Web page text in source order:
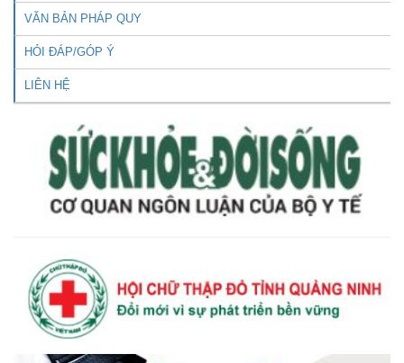
VĂN BẢN PHÁP QUY
HỎI ĐÁP/GÓP Ý
LIÊN HỆ